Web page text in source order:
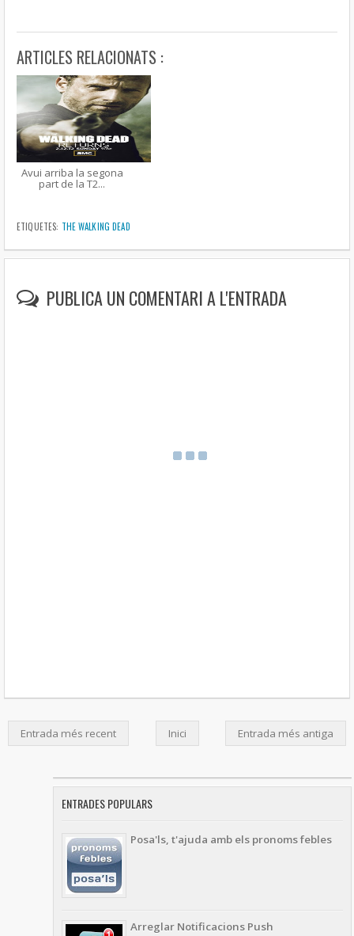
ARTICLES RELACIONATS :
Avui arriba la segona
part de la T2...
ETIQUETES: THE WALKING DEAD
PUBLICA UN COMENTARI A L'ENTRADA
Entrada més recent Entrada més antiga
Inici
ENTRADES POPULARS
Posa'ls, t'ajuda amb els pronoms febles
Arreglar Notificacions Push